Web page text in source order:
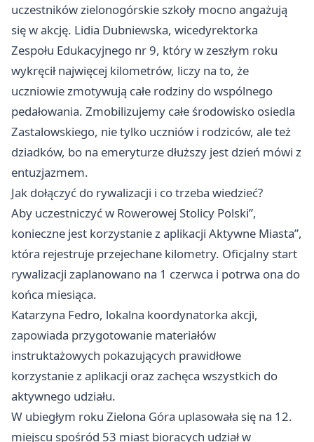
uczestników zielonogórskie szkoły mocno angażują
się w akcję. Lidia Dubniewska, wicedyrektorka
Zespołu Edukacyjnego nr 9, który w zeszłym roku
wykręcił najwięcej kilometrów, liczy na to, że
uczniowie zmotywują całe rodziny do wspólnego
pedałowania. Zmobilizujemy całe środowisko osiedla
Zastalowskiego, nie tylko uczniów i rodziców, ale też
dziadków, bo na emeryturze dłuższy jest dzień mówi z
entuzjazmem.
Jak dołączyć do rywalizacji i co trzeba wiedzieć?
Aby uczestniczyć w Rowerowej Stolicy Polski”,
konieczne jest korzystanie z aplikacji Aktywne Miasta”,
która rejestruje przejechane kilometry. Oficjalny start
rywalizacji zaplanowano na 1 czerwca i potrwa ona do
końca miesiąca.
Katarzyna Fedro, lokalna koordynatorka akcji,
zapowiada przygotowanie materiałów
instruktażowych pokazujących prawidłowe
korzystanie z aplikacji oraz zachęca wszystkich do
aktywnego udziału.
W ubiegłym roku Zielona Góra uplasowała się na 12.
miejscu spośród 53 miast biorących udział w